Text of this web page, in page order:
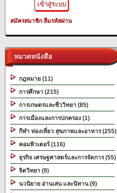
สมัครสมาชิก ลืมรหัสผ่าน
หมวดหนังสือ
กฎหมาย (11)
การศึกษา (215)
การเกษตรและชีววิทยา (85)
การเมืองและการปกครอง (1)
กีฬา ท่องเที่ยว สุขภาพและอาหาร (255)
คอมพิวเตอร์ (116)
ธุรกิจ เศรษฐศาสตร์และการจัดการ (55)
จิตวิทยา (9)
นวนิยาย อ่านเล่น และนิทาน (9)